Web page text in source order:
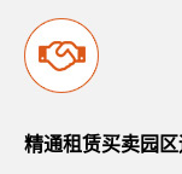
精通租赁买卖园